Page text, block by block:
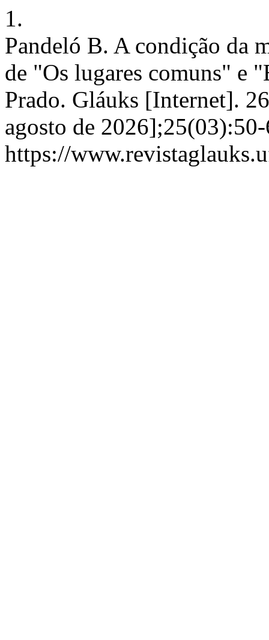
1.
Pandeló B. A condição da
de "Os lugares comuns" e
Prado. Gláuks [Internet].
agosto de
https://